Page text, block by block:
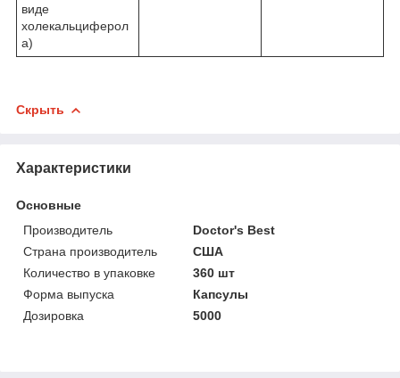
виде
холекальциферол
а)
Скрыть
Характеристики
Основные
Производитель
Doctor's Best
Страна производитель
США
Количество в упаковке
360 шт
Форма выпуска
Капсулы
Дозировка
5000